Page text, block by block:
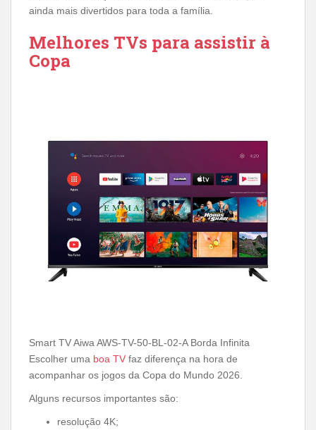
ainda mais divertidos para toda a família.
Melhores TVs para assistir à
Copa
Smart TV Aiwa AWS-TV-50-BL-02-A Borda Infinita
Escolher uma boa TV faz diferença na hora de
acompanhar os jogos da Copa do Mundo 2026.
Alguns recursos importantes são:
resolução 4K;